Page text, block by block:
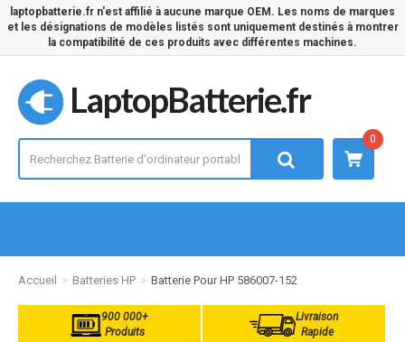
laptopbatterie.fr n'est affilié à aucune marque OEM. Les noms de marques
et les désignations de modèles listés sont uniquement destinés à montrer
la compatibilité de ces produits avec différentes machines.
LaptopBatterie.fr
0
Accueil Batteries HP Batterie Pour HP 586007-152
900 000+
Produits
Livraison
Rapide